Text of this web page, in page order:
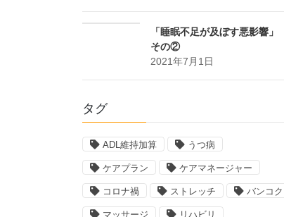
「睡眠不足が及ぼす悪影響」
その②
2021年7月1日
タグ
ADL維持加算 うつ病
ケアプラン ケアマネージャー
コロナ禍 ストレッチ バンコク
マッサージ リハビリ